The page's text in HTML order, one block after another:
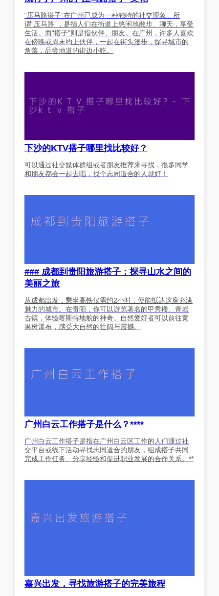
“压马路搭子”在广州已成为一种独特的社交现象。所
谓“压马路”，是指人们在街道上悠闲地散步、聊天，享受
生活。而“搭子”则是指伙伴、朋友。在广州，许多人喜欢
在傍晚或周末约上伙伴，一起在街头漫步，探寻城市的
角落，品尝地道的街边小吃。
下沙的KTV搭子哪里找比较好？
可以通过社交媒体群组或者朋友推荐来寻找，很多同学
和朋友都会一起去唱，找个志同道合的人就好！
### 成都到贵阳旅游搭子：探寻山水之间的
美丽之旅
从成都出发，乘坐高铁仅需约2小时，便能抵达这座充满
魅力的城市。在贵阳，你可以游览著名的甲秀楼、青岩
古镇，体验喀斯特地貌的神奇。自然爱好者可以前往黄
果树瀑布，感受大自然的壮阔与震撼。
广州白云工作搭子是什么？****
广州白云工作搭子是指在广州白云区工作的人们通过社
交平台或线下活动寻找志同道合的朋友，组成搭子共同
完成工作任务、分享经验和促进职业发展的合作关系。**
嘉兴出发，寻找旅游搭子的完美旅程